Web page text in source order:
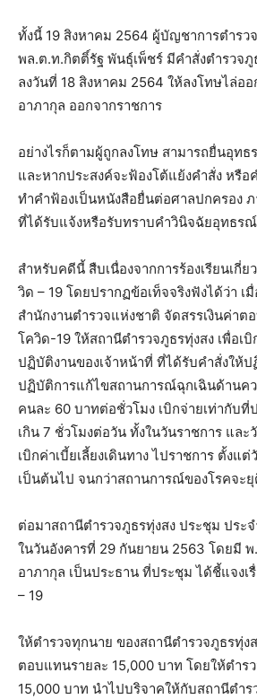
ทั้งนี้ 19 สิงหาคม 2564 ผู้บัญชาการตำรว
พล.ต.ท.กิตติ์รัฐ พันธุ์เพ็ชร์ มีคำสั่งตำรวจ
ลงวันที่ 18 สิงหาคม 2564 ให้ลงโทษไล่อ
อาภากุล ออกจากราชการ
อย่างไรก็ตามผู้ถูกลงโทษ สามารถยื่นอุท
และหากประสงค์จะฟ้องโต้แย้งคำสั่ง หรื
ทำคำฟ้องเป็นหนังสือยื่นต่อศาลปกครอง
ที่ได้รับแจ้งหรือรับทราบคำวินิจฉัยอุทธรณ์
สำหรับคดีนี้ สืบเนื่องจากการร้องเรียนเกี่ย
วิด – 19 โดยปรากฏข้อเท็จจริงฟังได้ว่า
สำนักงานตำรวจแห่งชาติ จัดสรรเงินค่าต
โควิด-19 ให้สถานีตำรวจภูธรทุ่งสง เพื่อเ
ปฏิบัติงานของเจ้าหน้าที่ ที่ได้รับคำสั่งให้
ปฏิบัติการแก้ไขสถานการณ์ฉุกเฉินด้านค
คนละ 60 บาทต่อชั่วโมง เบิกจ่ายเท่ากับ
เกิน 7 ชั่วโมงต่อวัน ทั้งในวันราชการ แล
เบิกค่าเบี้ยเลี้ยงเดินทาง ไปราชการ ตั้งแ
เป็นต้นไป จนกว่าสถานการณ์ของโรคจะยุ
ต่อมาสถานีตำรวจภูธรทุ่งสง ประชุม ประ
ในวันอังคารที่ 29 กันยายน 2563 โดยมี
อาภากุล เป็นประธาน ที่ประชุม ได้ชี้แจงเ
– 19
ให้ตำรวจทุกนาย ของสถานีตำรวจภูธรทุ่ง
ตอบแทนรายละ 15,000 บาท โดยให้ตำร
15,000 บาท นำไปบริจาคให้กับสถานีตำร